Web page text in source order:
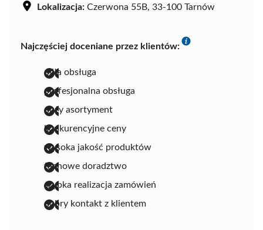
Lokalizacja: Czerwona 55B, 33-100 Tarnów
Najczęściej doceniane przez klientów:
miła obsługa
profesjonalna obsługa
duży asortyment
konkurencyjne ceny
wysoka jakość produktów
fachowe doradztwo
szybka realizacja zamówień
dobry kontakt z klientem